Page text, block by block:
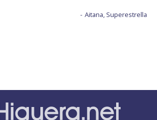
Aitana, Superestrella